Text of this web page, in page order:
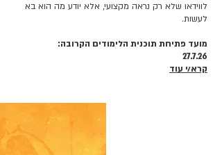
לווידאו שלא רק נראה מקצועי, אלא יודע מה הוא בא
לעשות.
מועד פתיחת תוכנית הלימודים הקרובה:
27.7.26
קרא/י עוד